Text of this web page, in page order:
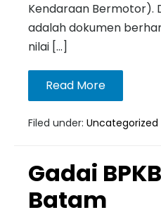
Kendaraan Bermotor).
adalah dokumen
nilai […]
Read More
Filed under: Uncategorized
Gadai
Batam